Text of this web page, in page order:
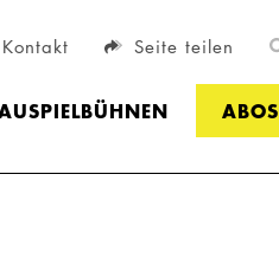
Kontakt Seite teilen
ABOS